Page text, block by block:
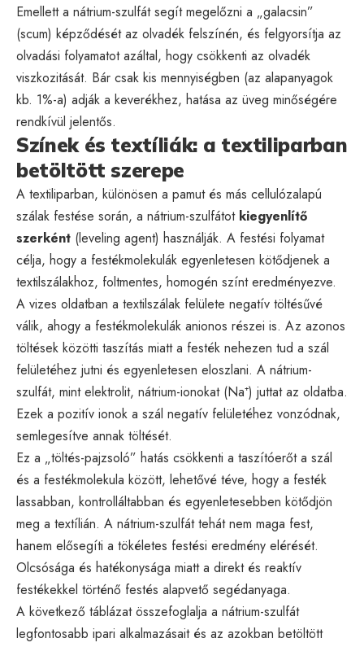
Emellett a nátrium-szulfát segít megelőzni a „galacsin”
(scum) képződését az olvadék felszínén, és felgyorsítja az
olvadási folyamatot azáltal, hogy csökkenti az olvadék
viszkozitását. Bár csak kis mennyiségben (az alapanyagok
kb. 1%-a) adják a keverékhez, hatása az üveg minőségére
rendkívül jelentős.
Színek és textíliák: a textiliparban
betöltött szerepe
A textiliparban, különösen a pamut és más cellulózalapú
szálak festése során, a nátrium-szulfátot kiegyenlítő
szerként (leveling agent) használják. A festési folyamat
célja, hogy a festékmolekulák egyenletesen kötődjenek a
textilszálakhoz, foltmentes, homogén színt eredményezve.
A vizes oldatban a textilszálak felülete negatív töltésűvé
válik, ahogy a festékmolekulák anionos részei is. Az azonos
töltések közötti taszítás miatt a festék nehezen tud a szál
felületéhez jutni és egyenletesen eloszlani. A nátrium-
szulfát, mint elektrolit, nátrium-ionokat (Na⁺) juttat az oldatba.
Ezek a pozitív ionok a szál negatív felületéhez vonzódnak,
semlegesítve annak töltését.
Ez a „töltés-pajzsoló” hatás csökkenti a taszítóerőt a szál
és a festékmolekula között, lehetővé téve, hogy a festék
lassabban, kontrolláltabban és egyenletesebben kötődjön
meg a textílián. A nátrium-szulfát tehát nem maga fest,
hanem elősegíti a tökéletes festési eredmény elérését.
Olcsósága és hatékonysága miatt a direkt és reaktív
festékekkel történő festés alapvető segédanyaga.
A következő táblázat összefoglalja a nátrium-szulfát
legfontosabb ipari alkalmazásait és az azokban betöltött